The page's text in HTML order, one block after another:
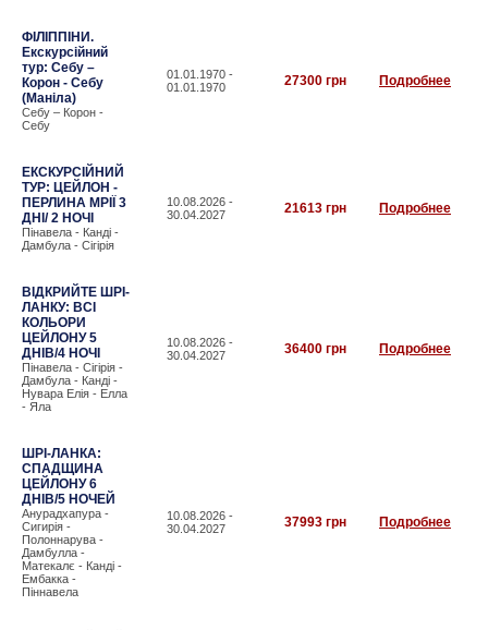
ФІЛІППІНИ.
Екскурсійний
тур: Себу –
Корон - Себу
(Маніла)
Себу – Корон -
Себу
01.01.1970 -
01.01.1970
27300 грн Подробнее
ЕКСКУРСІЙНИЙ
ТУР: ЦЕЙЛОН -
ПЕРЛИНА МРІЇ 3
ДНІ/ 2 НОЧІ
Пінавела - Канді -
Дамбула - Сігірія
10.08.2026 -
30.04.2027
21613 грн Подробнее
ВІДКРИЙТЕ ШРІ-
ЛАНКУ: ВСІ
КОЛЬОРИ
ЦЕЙЛОНУ 5
ДНІВ/4 НОЧІ
Пінавела - Сігірія -
Дамбула - Канді -
Нувара Елія - Елла
- Яла
10.08.2026 -
30.04.2027
36400 грн Подробнее
ШРІ-ЛАНКА:
СПАДЩИНА
ЦЕЙЛОНУ 6
ДНІВ/5 НОЧЕЙ
Анурадхапура -
Сигирія -
Полоннарува -
Дамбулла -
Матекалє - Канді -
Ембакка -
Піннавела
10.08.2026 -
30.04.2027
37993 грн Подробнее